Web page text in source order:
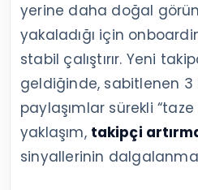
yerine daha doğal
yakaladığı için
stabil çalıştırır. Yeni
geldiğinde, sabitlenen 3
paylaşımlar sürekli “taze
yaklaşım, takipçi
sinyallerinin